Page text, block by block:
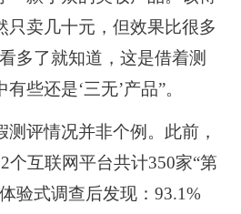
只卖几十元，但效果比很多
多了就知道，这是借着测
些还是‘三无’产品”。
评情况并非个例。此前，
个互联网平台共计350家“第
验式调查后发现：93.1%